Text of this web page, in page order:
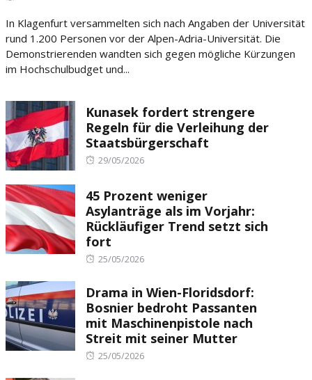
In Klagenfurt versammelten sich nach Angaben der Universität
rund 1.200 Personen vor der Alpen-Adria-Universität. Die
Demonstrierenden wandten sich gegen mögliche Kürzungen
im Hochschulbudget und...
Kunasek fordert strengere
Regeln für die Verleihung der
Staatsbürgerschaft
Posted
29/05/2026
45 Prozent weniger
Asylanträge als im Vorjahr:
Rückläufiger Trend setzt sich
fort
Posted
25/05/2026
Drama in Wien-Floridsdorf:
Bosnier bedroht Passanten
mit Maschinenpistole nach
Streit mit seiner Mutter
Posted
25/05/2026